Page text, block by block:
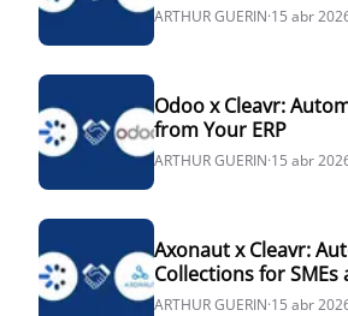
ARTHUR GUERIN·15 abr
Odoo x Cleavr:
from Your ERP
ARTHUR GUERIN·15 abr
Axonaut x Cleavr:
Collections for SMEs
Businesses
ARTHUR GUERIN·15 abr